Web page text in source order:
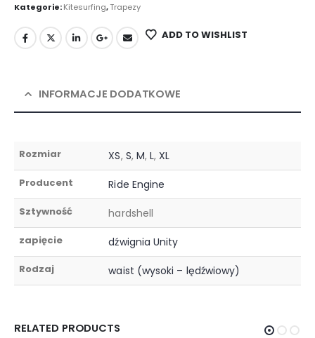
Kategorie:Kitesurfing,Trapezy
ADD TO WISHLIST
INFORMACJE DODATKOWE
Rozmiar XS, S, M,L,XL
Producent Ride Engine
Sztywność hardshell
zapięcie dźwignia Unity
Rodzaj waist (wysoki – lędźwiowy)
RELATED PRODUCTS